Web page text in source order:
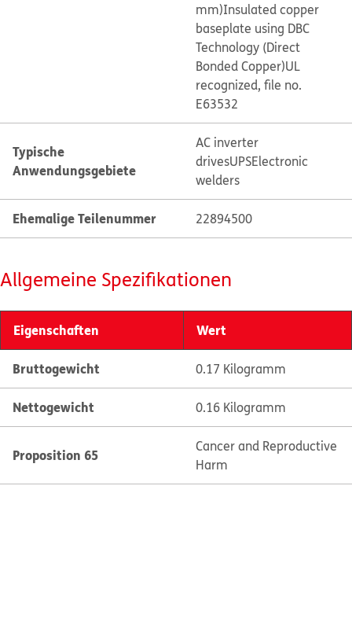
mm)Insulated copper
baseplate using DBC
Technology (Direct
Bonded Copper)UL
recognized, file no.
E63532
Typische
Anwendungsgebiete
AC inverter
drivesUPSElectronic
welders
Ehemalige Teilenummer 22894500
Allgemeine Spezifikationen
Eigenschaften Wert
Bruttogewicht 0.17 Kilogramm
Nettogewicht 0.16 Kilogramm
Proposition 65
Cancer and Reproductive
Harm